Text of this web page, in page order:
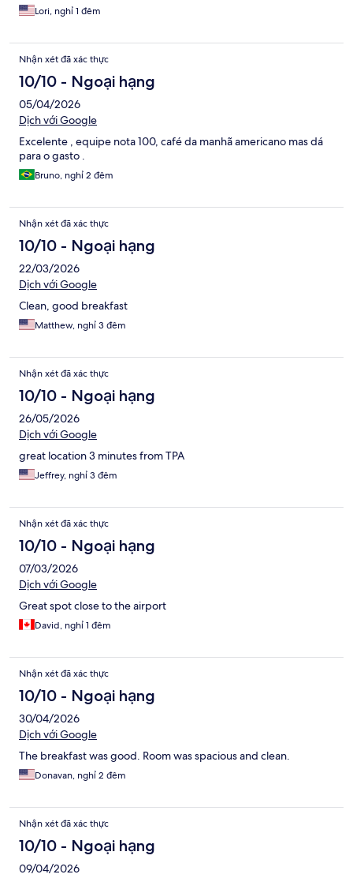
Lori, nghỉ 1 đêm
Nhận xét đã xác thực
10/10 - Ngoại hạng
05/04/2026
Dịch với Google
Excelente , equipe nota 100, café da manhã americano mas dá
para o gasto .
Bruno, nghỉ 2 đêm
Nhận xét đã xác thực
10/10 - Ngoại hạng
22/03/2026
Dịch với Google
Clean, good breakfast
Matthew, nghỉ 3 đêm
Nhận xét đã xác thực
10/10 - Ngoại hạng
26/05/2026
Dịch với Google
great location 3 minutes from TPA
Jeffrey, nghỉ 3 đêm
Nhận xét đã xác thực
10/10 - Ngoại hạng
07/03/2026
Dịch với Google
Great spot close to the airport
David, nghỉ 1 đêm
Nhận xét đã xác thực
10/10 - Ngoại hạng
30/04/2026
Dịch với Google
The breakfast was good. Room was spacious and clean.
Donavan, nghỉ 2 đêm
Nhận xét đã xác thực
10/10 - Ngoại hạng
09/04/2026